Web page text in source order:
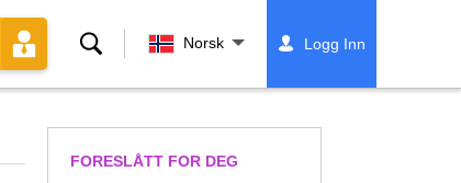
Søk Norsk Logg Inn
FORESLÅTT FOR DEG